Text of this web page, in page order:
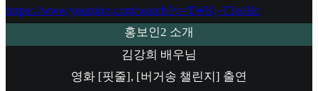
https://www.youtube.com/watch?v=TWKj-T3oHIc
홍보인2 소개
김강희 배우님
영화 [핏줄], [버거송 챌린지] 출연